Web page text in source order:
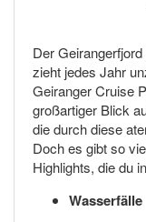
Der
zieht jedes Jahr
Geiranger Cruise
großartiger Blick
die durch diese
Doch es gibt so
Highlights, die du
Wasserfälle